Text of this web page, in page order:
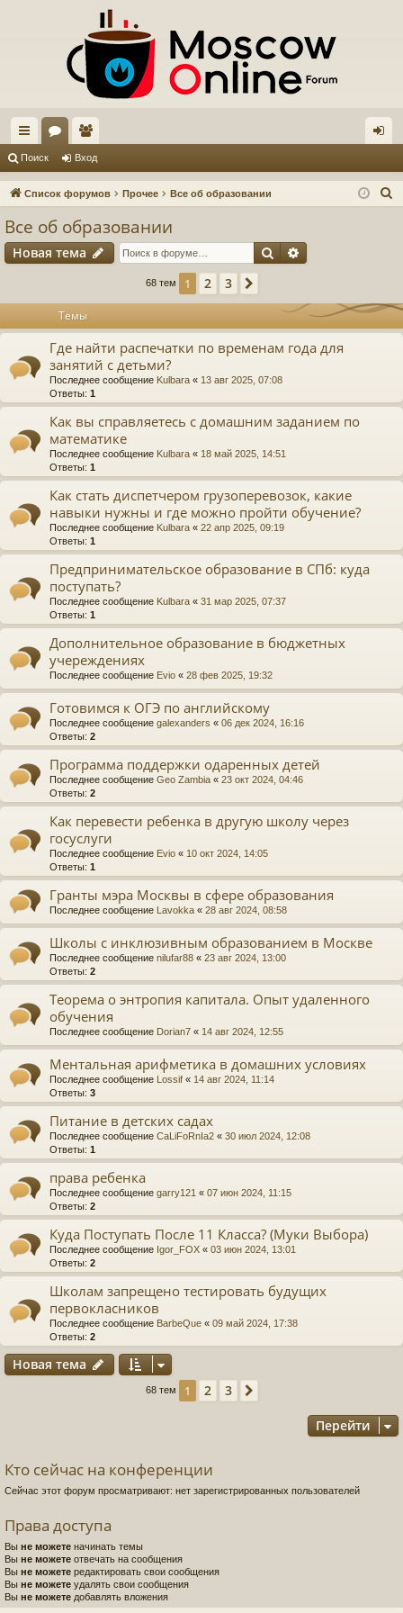
с
ы ум
ол
ьз
ат
ел
д
Поиск Вход
Список форумов Прочее Все об образовании
Все об образовании
Новая тема Поиск
68 тем 1 2 3
Темы
Где найти распечатки по временам года для
занятий с детьми?
Последнее сообщение Kulbara « 13 авг 2025, 07:08
Ответы: 1
Как вы справляетесь с домашним заданием по
математике
Последнее сообщение Kulbara « 18 май 2025, 14:51
Ответы: 1
Как стать диспетчером грузоперевозок, какие
навыки нужны и где можно пройти обучение?
Последнее сообщение Kulbara « 22 апр 2025, 09:19
Ответы: 1
Предпринимательское образование в СПб: куда
поступать?
Последнее сообщение Kulbara « 31 мар 2025, 07:37
Ответы: 1
Дополнительное образование в бюджетных
учереждениях
Последнее сообщение Evio « 28 фев 2025, 19:32
Готовимся к ОГЭ по английскому
Последнее сообщение galexanders « 06 дек 2024, 16:16
Ответы: 2
Программа поддержки одаренных детей
Последнее сообщение Geo Zambia « 23 окт 2024, 04:46
Ответы: 2
Как перевести ребенка в другую школу через
госуслуги
Последнее сообщение Evio « 10 окт 2024, 14:05
Ответы: 1
Гранты мэра Москвы в сфере образования
Последнее сообщение Lavokka « 28 авг 2024, 08:58
Школы с инклюзивным образованием в Москве
Последнее сообщение nilufar88 « 23 авг 2024, 13:00
Ответы: 2
Теорема о энтропия капитала. Опыт удаленного
обучения
Последнее сообщение Dorian7 « 14 авг 2024, 12:55
Ментальная арифметика в домашних условиях
Последнее сообщение Lossif « 14 авг 2024, 11:14
Ответы: 3
Питание в детских садах
Последнее сообщение CaLiFoRnIa2 « 30 июл 2024, 12:08
Ответы: 1
права ребенка
Последнее сообщение garry121 « 07 июн 2024, 11:15
Ответы: 2
Куда Поступать После 11 Класса? (Муки Выбора)
Последнее сообщение Igor_FOX « 03 июн 2024, 13:01
Ответы: 2
Школам запрещено тестировать будущих
первокласников
Последнее сообщение BarbeQue « 09 май 2024, 17:38
Ответы: 2
Новая тема
68 тем 1 2 3
Перейти
Кто сейчас на конференции
Сейчас этот форум просматривают: нет зарегистрированных пользователей
Права доступа
Вы не можете начинать темы
Вы не можете отвечать на сообщения
Вы не можете редактировать свои сообщения
Вы не можете удалять свои сообщения
Вы не можете добавлять вложения